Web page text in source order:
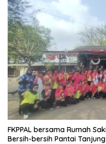
FKPPAL bersama Rumah
Bersih-bersih Pantai